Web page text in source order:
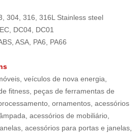
304, 316, 316L Stainless steel
DC04, DC01
ASA, PA6, PA66
veículos de nova energia,
fitness, peças de ferramentas de
ornamentos, acessórios
acessórios de mobiliário,
acessórios para portas e janelas,